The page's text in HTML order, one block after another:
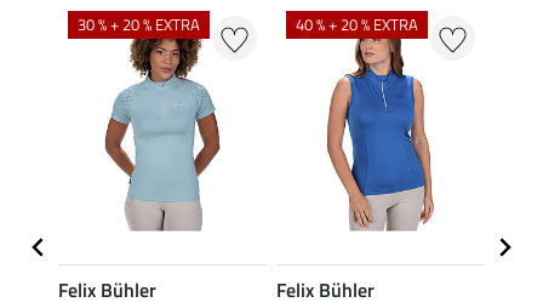
30 % + 20 % EXTRA
Felix Bühler
40 % + 20 % EXTRA
Felix Bühler